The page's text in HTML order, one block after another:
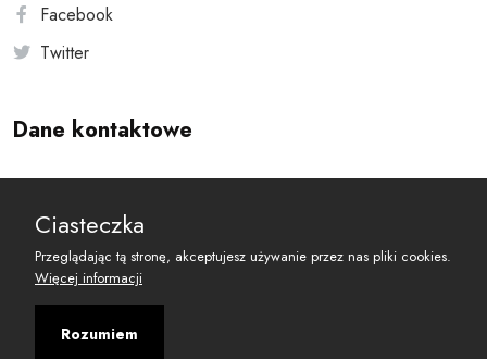
Facebook
Twitter
Dane kontaktowe
reset@resetobywatelski.pl
Ciasteczka
Przeglądając tą stronę, akceptujesz używanie przez nas pliki cookies.
Więcej informacji
Rozumiem